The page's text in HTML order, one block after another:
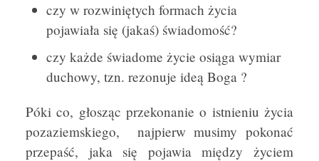
czy w rozwiniętych formach życia
pojawiała się (jakaś) świadomość?
czy każde świadome życie osiąga wymiar
duchowy, tzn. rezonuje ideą Boga ?
Póki co, głosząc przekonanie o istnieniu życia
pozaziemskiego, najpierw musimy pokonać
przepaść, jaka się pojawia między życiem